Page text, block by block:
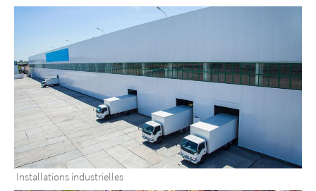
Installations industrielles